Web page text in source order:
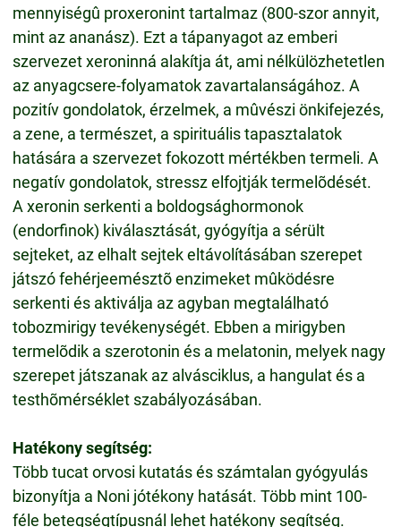
mennyiségû proxeronint tartalmaz (800-szor annyit,
mint az ananász). Ezt a tápanyagot az emberi
szervezet xeroninná alakítja át, ami nélkülözhetetlen
az anyagcsere-folyamatok zavartalanságához. A
pozitív gondolatok, érzelmek, a mûvészi önkifejezés,
a zene, a természet, a spirituális tapasztalatok
hatására a szervezet fokozott mértékben termeli. A
negatív gondolatok, stressz elfojtják termelõdését.
A xeronin serkenti a boldogsághormonok
(endorfinok) kiválasztását, gyógyítja a sérült
sejteket, az elhalt sejtek eltávolításában szerepet
játszó fehérjeemésztõ enzimeket mûködésre
serkenti és aktiválja az agyban megtalálható
tobozmirigy tevékenységét. Ebben a mirigyben
termelõdik a szerotonin és a melatonin, melyek nagy
szerepet játszanak az alvásciklus, a hangulat és a
testhõmérséklet szabályozásában.
Hatékony segítség:
Több tucat orvosi kutatás és számtalan gyógyulás
bizonyítja a Noni jótékony hatását. Több mint 100-
féle betegségtípusnál lehet hatékony segítség.